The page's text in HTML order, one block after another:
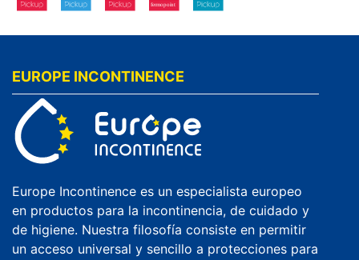
EUROPE INCONTINENCE
Europe Incontinence es un especialista europeo
en productos para la incontinencia, de cuidado y
de higiene. Nuestra filosofía consiste en permitir
un acceso universal y sencillo a protecciones para